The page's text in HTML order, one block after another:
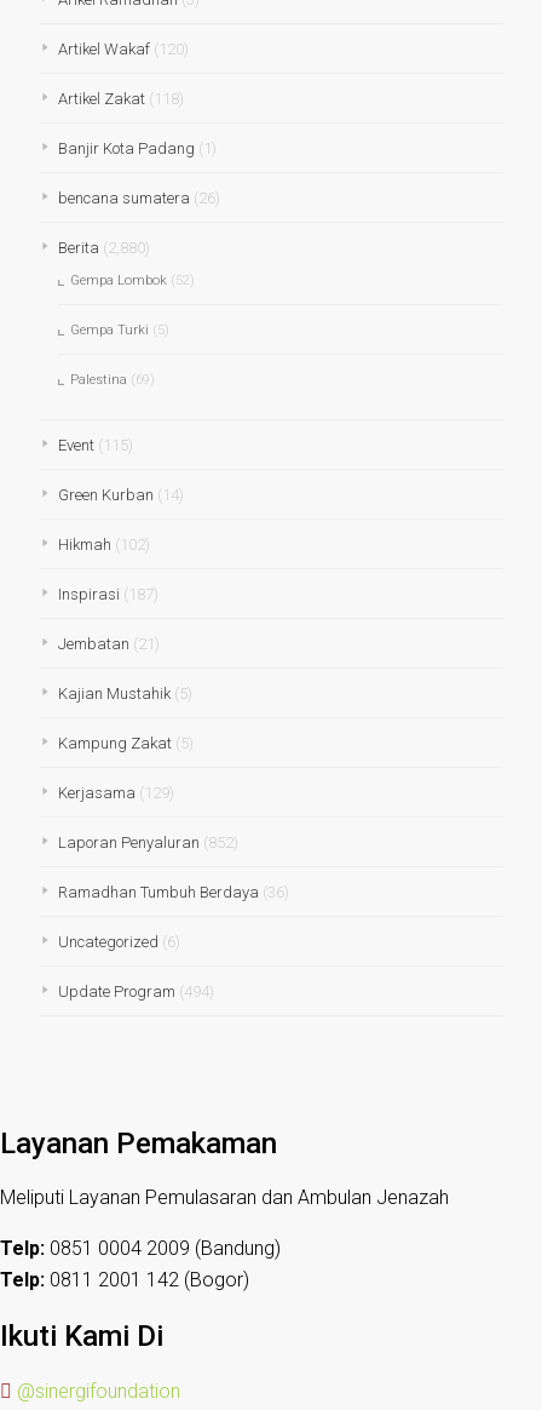
Artikel Wakaf(120)
Artikel Zakat(118)
Banjir Kota Padang (1)
bencana sumatera (26)
Berita (2,880)
Gempa Lombok(52)
Gempa Turki (5)
Palestina (69)
Event(115)
Green Kurban (14)
Hikmah (102)
Inspirasi (187)
Jembatan (21)
Kajian Mustahik(5)
Kampung Zakat(5)
Kerjasama (129)
Laporan Penyaluran (852)
Ramadhan Tumbuh Berdaya (36)
Uncategorized (6)
Update Program (494)
Layanan Pemakaman
Meliputi Layanan Pemulasaran dan Ambulan Jenazah
Telp: 0851 0004 2009 (Bandung)
Telp: 0811 2001 142 (Bogor)
Ikuti Kami Di
@sinergifoundation